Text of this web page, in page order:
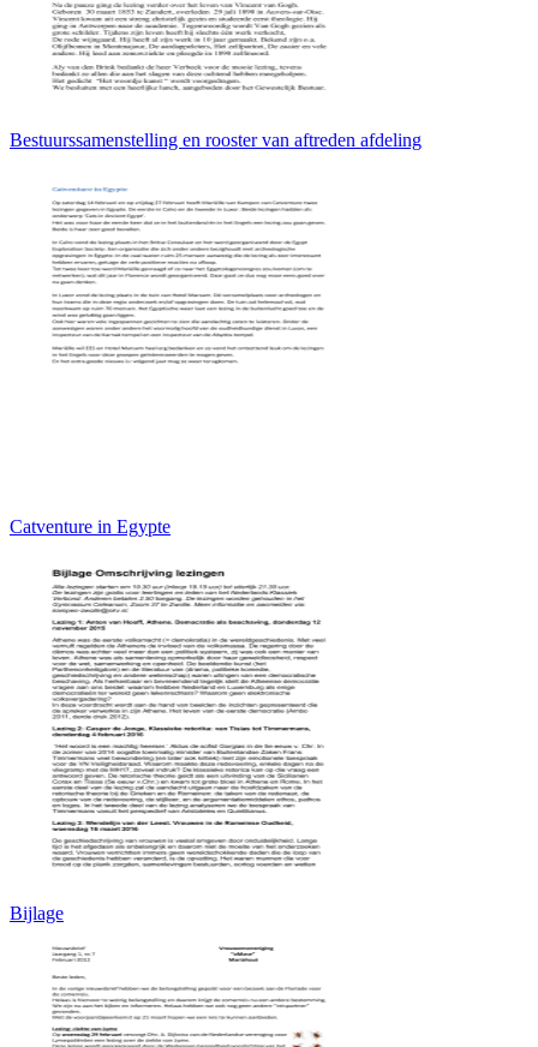
Bestuurssamenstelling en rooster van aftreden afdeling
Catventure in Egypte
Bijlage